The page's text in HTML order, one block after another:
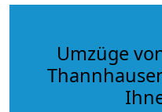
Umzüge